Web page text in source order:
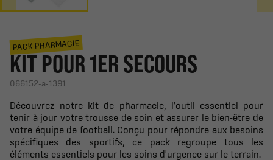
PACK PHARMACIE
KIT POUR 1ER SECOURS
066152-a-1391
Découvrez notre kit de pharmacie, l'outil essentiel pour
tenir à jour votre trousse de soin et assurer le bien-être de
votre équipe de football. Conçu pour répondre aux besoins
spécifiques des sportifs, ce pack regroupe tous les
éléments essentiels pour les soins d'urgence sur le terrain.